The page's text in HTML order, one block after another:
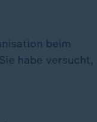
beim
habe versucht,